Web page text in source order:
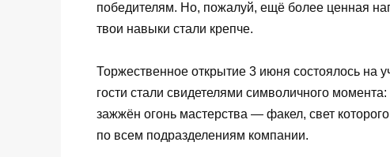
победителям. Но, пожалуй, ещё более ценная
твои навыки стали крепче.
Торжественное открытие 3 июня состоялось на
гости стали свидетелями символичного
зажжён огонь мастерства — факел, свет
по всем подразделениям компании.